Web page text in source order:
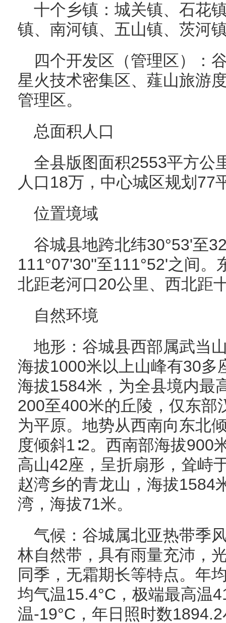
十个乡镇：城关镇、石花
镇、南河镇、五山镇、茨河
四个开发区（管理区）：
星火技术密集区、薤山旅游
管理区。
总面积人口
全县版图面积2553平方公
人口18万，中心城区规划77
位置境域
谷城县地跨北纬30°53'至
111°07'30''至111°52'之间
北距老河口20公里、西北距
自然环境
地形：谷城县西部属武当
海拔1000米以上山峰有30多
海拔1584米，为全县境内最
200至400米的丘陵，仅东部
为平原。地势从西南向东北
度倾斜1∶2。西南部海拔900
高山42座，呈折扇形，耸峙
赵湾乡的青龙山，海拔1584
湾，海拔71米。
气候：谷城属北亚热带季
林自然带，具有雨量充沛，
同季，无霜期长等特点。年
均气温15.4°C，极端最高温
温-19°C，年日照时数